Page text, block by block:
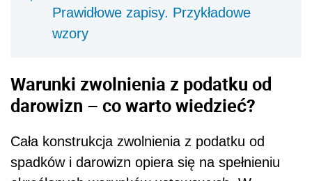
Prawidłowe zapisy. Przykładowe
wzory
Warunki zwolnienia z podatku od
darowizn – co warto wiedzieć?
Cała konstrukcja zwolnienia z podatku od
spadków i darowizn opiera się na spełnieniu